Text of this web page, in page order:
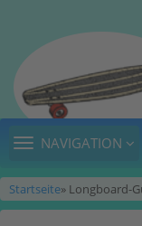
TOGGLE
NAVIGATION
Startseite» Longboard-